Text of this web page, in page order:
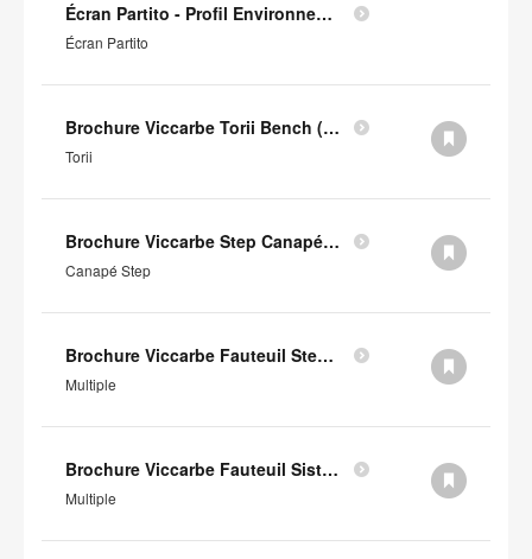
Écran Partito - Profil Environnemental Produit
Écran Partito
Brochure Viccarbe Torii Bench (en anglais)
Torii
Brochure Viccarbe Step Canapé (en anglais)
Canapé Step
Brochure Viccarbe Fauteuil Step (en anglais)
Multiple
Brochure Viccarbe Fauteuil Sistema Legs (en anglais)
Multiple